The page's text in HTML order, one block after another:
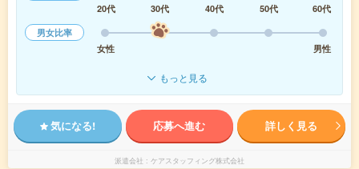
20代
30代 40代 50代
60代
男女比率
女性
男性
もっと見る
気になる! 応募へ進む 詳しく見る
派遣会社 ケアスタッフィング株式会社